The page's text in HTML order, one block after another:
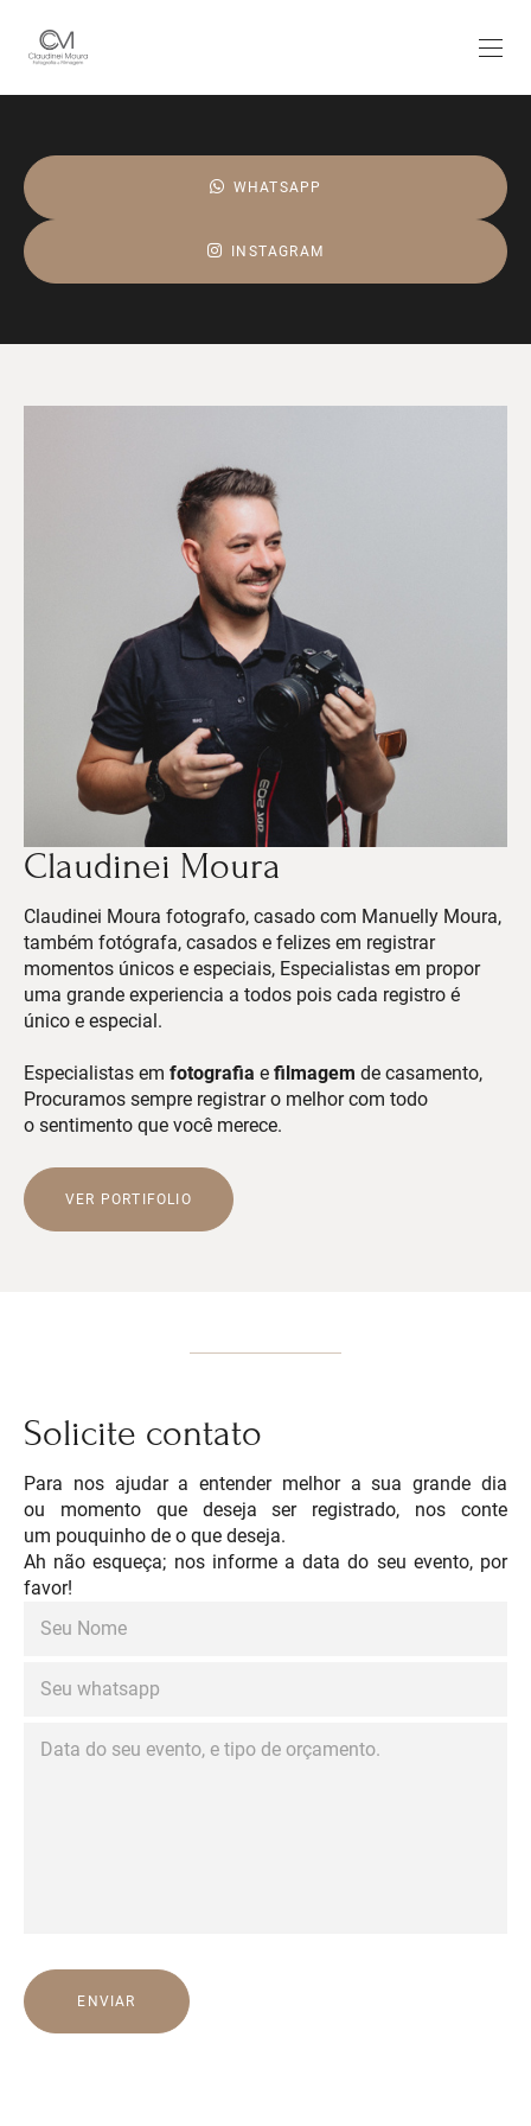
WHATSAPP
INSTAGRAM
Claudinei Moura
Claudinei Moura fotografo, casado com Manuelly Moura,
também fotógrafa, casados e felizes em registrar
momentos únicos e especiais, Especialistas em propor
uma grande experiencia a todos pois cada registro é
único e especial.
Especialistas em fotografia e filmagem de casamento,
Procuramos sempre registrar o melhor com todo
o sentimento que você merece.
VER PORTIFOLIO
Solicite contato
Para nos ajudar a entender melhor a sua grande dia
ou momento que deseja ser registrado, nos conte
um pouquinho de o que deseja.
Ah não esqueça; nos informe a data do seu evento, por
favor!
ENVIAR